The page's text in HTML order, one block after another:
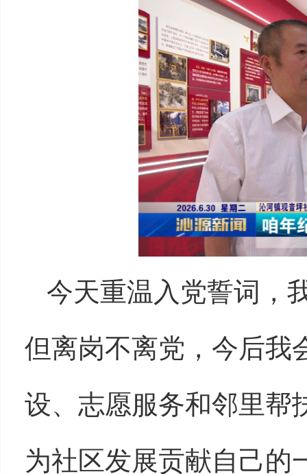
今天重温入党誓词，
但离岗不离党，今后我
设、志愿服务和邻里帮
为社区发展贡献自己的